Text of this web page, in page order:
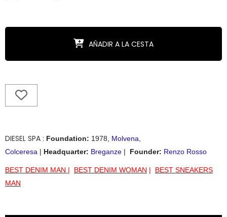
AÑADIR A LA CESTA
DIESEL SPA : Foundation: 1978, Molvena,
Colceresa | Headquarter: Breganze | Founder: Renzo Rosso
BEST DENIM MAN | BEST DENIM WOMAN | BEST SNEAKERS
MAN